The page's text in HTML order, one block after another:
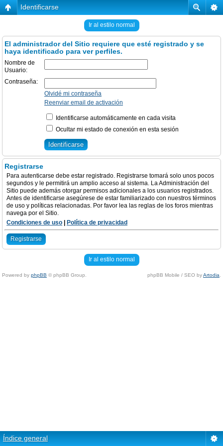
Identificarse
Ir al estilo normal
El administrador del Sitio requiere que esté registrado y se
haya identificado para ver perfiles.
Nombre de
Usuario:
Contraseña:
Olvidé mi contraseña
Reenviar email de activación
Identificarse automáticamente en cada visita
Ocultar mi estado de conexión en esta sesión
Registrarse
Para autenticarse debe estar registrado. Registrarse tomará solo unos pocos
segundos y le permitirá un amplio acceso al sistema. La Administración del
Sitio puede además otorgar permisos adicionales a los usuarios registrados.
Antes de identificarse asegúrese de estar familiarizado con nuestros términos
de uso y políticas relacionadas. Por favor lea las reglas de los foros mientras
navega por el Sitio.
Condiciones de uso
Política de privacidad
Registrarse
Ir al estilo normal
Powered by phpBB © phpBB Group. phpBB Mobile / SEO byArtodia
Índice general